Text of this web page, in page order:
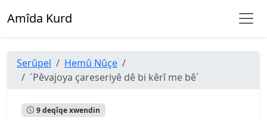
Amîda Kurd
Serûpel
Hemû Nûçe
´Pêvajoya çareseriyê dê bi kêrî me bê´
9 deqîqe xwendin